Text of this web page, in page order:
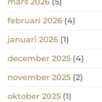
februari 2026 (4)
januari 2026 (1)
december 2025 (4)
november 2025 (2)
oktober 2025 (1)